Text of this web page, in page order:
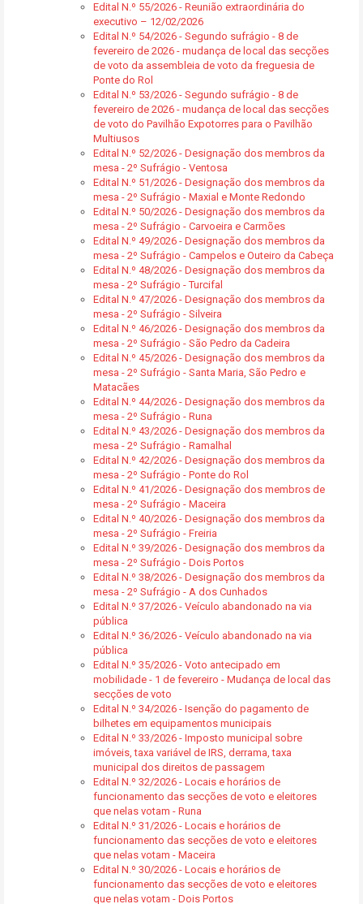
Edital N.º 55/2026 - Reunião extraordinária do
executivo – 12/02/2026
Edital N.º 54/2026 - Segundo sufrágio - 8 de
fevereiro de 2026 - mudança de local das secções
de voto da assembleia de voto da freguesia de
Ponte do Rol
Edital N.º 53/2026 - Segundo sufrágio - 8 de
fevereiro de 2026 - mudança de local das secções
de voto do Pavilhão Expotorres para o Pavilhão
Multiusos
Edital N.º 52/2026 - Designação dos membros da
mesa - 2º Sufrágio - Ventosa
Edital N.º 51/2026 - Designação dos membros da
mesa - 2º Sufrágio - Maxial e Monte Redondo
Edital N.º 50/2026 - Designação dos membros da
mesa - 2º Sufrágio - Carvoeira e Carmões
Edital N.º 49/2026 - Designação dos membros da
mesa - 2º Sufrágio - Campelos e Outeiro da Cabeça
Edital N.º 48/2026 - Designação dos membros da
mesa - 2º Sufrágio - Turcifal
Edital N.º 47/2026 - Designação dos membros da
mesa - 2º Sufrágio - Silveira
Edital N.º 46/2026 - Designação dos membros da
mesa - 2º Sufrágio - São Pedro da Cadeira
Edital N.º 45/2026 - Designação dos membros da
mesa - 2º Sufrágio - Santa Maria, São Pedro e
Matacães
Edital N.º 44/2026 - Designação dos membros da
mesa - 2º Sufrágio - Runa
Edital N.º 43/2026 - Designação dos membros da
mesa - 2º Sufrágio - Ramalhal
Edital N.º 42/2026 - Designação dos membros da
mesa - 2º Sufrágio - Ponte do Rol
Edital N.º 41/2026 - Designação dos membros de
mesa - 2º Sufrágio - Maceira
Edital N.º 40/2026 - Designação dos membros da
mesa - 2º Sufrágio - Freiria
Edital N.º 39/2026 - Designação dos membros da
mesa - 2º Sufrágio - Dois Portos
Edital N.º 38/2026 - Designação dos membros da
mesa - 2º Sufrágio - A dos Cunhados
Edital N.º 37/2026 - Veículo abandonado na via
pública
Edital N.º 36/2026 - Veículo abandonado na via
pública
Edital N.º 35/2026 - Voto antecipado em
mobilidade - 1 de fevereiro - Mudança de local das
secções de voto
Edital N.º 34/2026 - Isenção do pagamento de
bilhetes em equipamentos municipais
Edital N.º 33/2026 - Imposto municipal sobre
imóveis, taxa variável de IRS, derrama, taxa
municipal dos direitos de passagem
Edital N.º 32/2026 - Locais e horários de
funcionamento das secções de voto e eleitores
que nelas votam - Runa
Edital N.º 31/2026 - Locais e horários de
funcionamento das secções de voto e eleitores
que nelas votam - Maceira
Edital N.º 30/2026 - Locais e horários de
funcionamento das secções de voto e eleitores
que nelas votam - Dois Portos